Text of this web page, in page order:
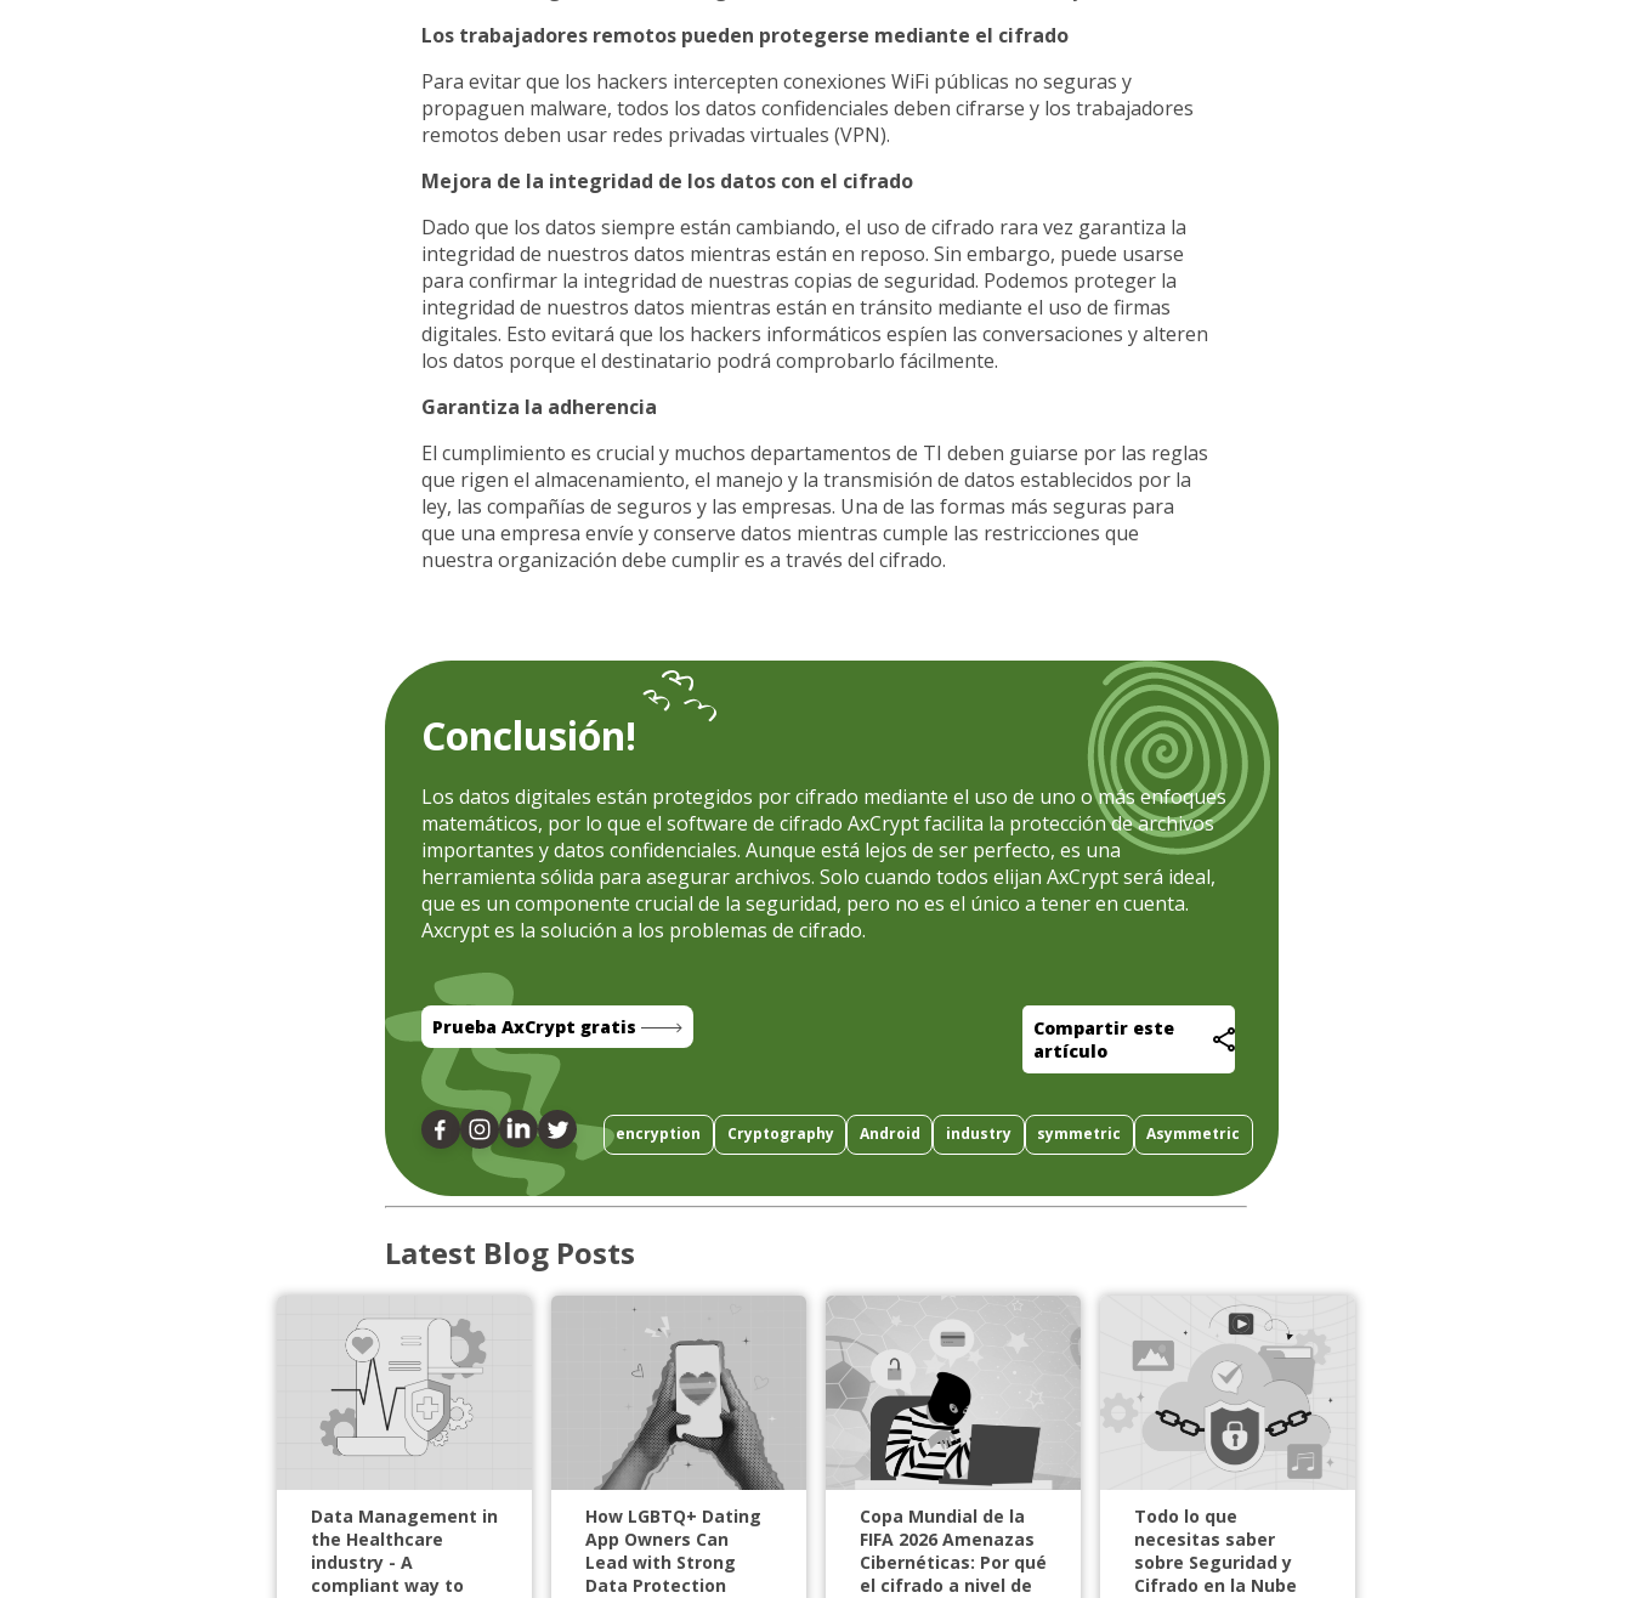
Los trabajadores remotos pueden protegerse mediante el cifrado
Para evitar que los hackers intercepten conexiones WiFi públicas no seguras y
propaguen malware, todos los datos confidenciales deben cifrarse y los trabajadores
remotos deben usar redes privadas virtuales (VPN).
Mejora de la integridad de los datos con el cifrado
Dado que los datos siempre están cambiando, el uso de cifrado rara vez garantiza la
integridad de nuestros datos mientras están en reposo. Sin embargo, puede usarse
para confirmar la integridad de nuestras copias de seguridad. Podemos proteger la
integridad de nuestros datos mientras están en tránsito mediante el uso de firmas
digitales. Esto evitará que los hackers informáticos espíen las conversaciones y alteren
los datos porque el destinatario podrá comprobarlo fácilmente.
Garantiza la adherencia
El cumplimiento es crucial y muchos departamentos de TI deben guiarse por las reglas
que rigen el almacenamiento, el manejo y la transmisión de datos establecidos por la
ley, las compañías de seguros y las empresas. Una de las formas más seguras para
que una empresa envíe y conserve datos mientras cumple las restricciones que
nuestra organización debe cumplir es a través del cifrado.
Conclusión!
Los datos digitales están protegidos por cifrado mediante el uso de uno o más enfoques
matemáticos, por lo que el software de cifrado AxCrypt facilita la protección de archivos
importantes y datos confidenciales. Aunque está lejos de ser perfecto, es una
herramienta sólida para asegurar archivos. Solo cuando todos elijan AxCrypt será ideal,
que es un componente crucial de la seguridad, pero no es el único a tener en cuenta.
Axcrypt es la solución a los problemas de cifrado.
Prueba AxCrypt gratis
Compartir este
artículo
encryption Cryptography Android industry symmetric Asymmetric
Latest Blog Posts
Data Management in
the Healthcare
industry - A
compliant way to
How LGBTQ+ Dating
App Owners Can
Lead with Strong
Data Protection
Copa Mundial de la
FIFA 2026 Amenazas
Cibernéticas: Por qué
el cifrado a nivel de
Todo lo que
necesitas saber
sobre Seguridad y
Cifrado en la Nube